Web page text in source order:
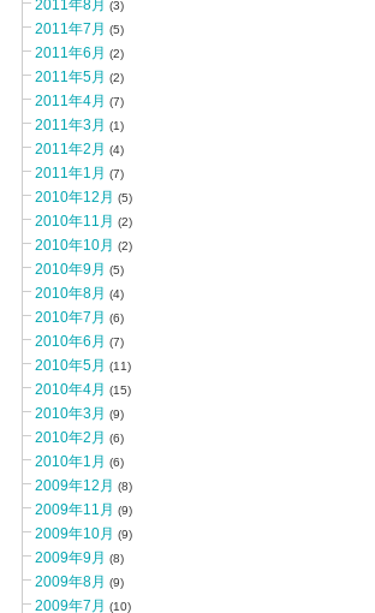
2011年8月 (3)
2011年7月 (5)
2011年6月 (2)
2011年5月 (2)
2011年4月 (7)
2011年3月 (1)
2011年2月 (4)
2011年1月 (7)
2010年12月 (5)
2010年11月 (2)
2010年10月 (2)
2010年9月 (5)
2010年8月 (4)
2010年7月 (6)
2010年6月 (7)
2010年5月 (11)
2010年4月 (15)
2010年3月 (9)
2010年2月 (6)
2010年1月 (6)
2009年12月 (8)
2009年11月 (9)
2009年10月 (9)
2009年9月 (8)
2009年8月 (9)
2009年7月 (10)